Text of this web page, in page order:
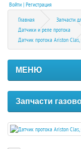
Войти | Регистрация
Главная
Запчасти
Датчики и реле протока
Датчик протока Ariston Clas,
МЕНЮ
Запчасти